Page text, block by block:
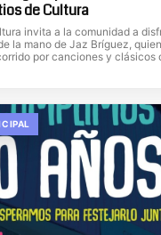
de Cultura
invita a la comunidad a
la mano de Jaz Bríguez,
por canciones y clásicos